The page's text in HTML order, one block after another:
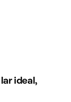
ideal,